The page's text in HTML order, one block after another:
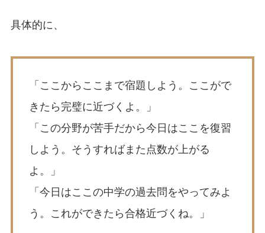
具体的に、
「ここからここまで宿題しよう。ここがで
きたら完璧に近づくよ。」
「この分野が苦手だから今日はここを復習
しよう。そうすればまた点数が上がる
よ。」
「今日はここの中学の過去問をやってみよ
う。これができたら合格近づくね。」